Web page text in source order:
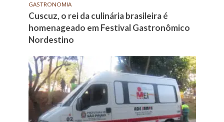
GASTRONOMIA
Cuscuz, o rei da culinária brasileira é
homenageado em Festival Gastronômico
Nordestino